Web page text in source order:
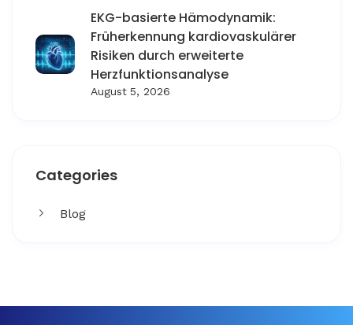
EKG-basierte Hämodynamik:
Früherkennung kardiovaskulärer
Risiken durch erweiterte
Herzfunktionsanalyse
August 5, 2026
Categories
Blog